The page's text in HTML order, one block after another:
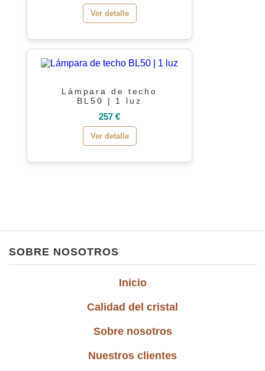
Ver detalle
Lámpara de techo
BL50 | 1 luz
257 €
Ver detalle
SOBRE NOSOTROS
Inicio
Calidad del cristal
Sobre nosotros
Nuestros clientes